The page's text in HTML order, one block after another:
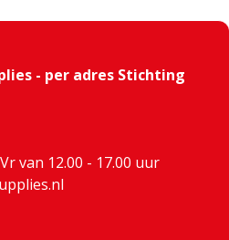
- per adres Stichting
van 12.00 - 17.00 uur